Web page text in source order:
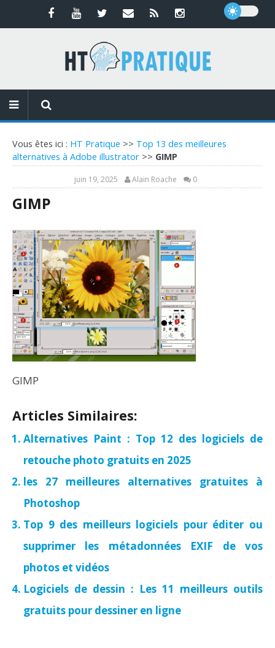
Vous êtes ici : HT Pratique >> Top 13 des meilleures
alternatives à Adobe illustrator >> GIMP
juin 19, 2025 Alain Roache 0
GIMP
GIMP
Articles Similaires:
Alternatives Paint : Top 12 des logiciels de
retouche photo gratuits en 2025
les 27 meilleures alternatives gratuites à
Photoshop
Top 9 des meilleurs logiciels pour éditer ou
supprimer les métadonnées EXIF de vos
photos et vidéos
Logiciels de dessin : Les 11 meilleurs outils
gratuits pour dessiner en ligne